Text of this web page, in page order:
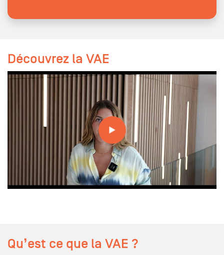
Découvrez la VAE
La VAE chez Galileo
Qu’est ce que la VAE ?